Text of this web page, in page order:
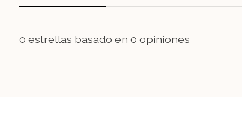
0 estrellas basado en 0 opiniones